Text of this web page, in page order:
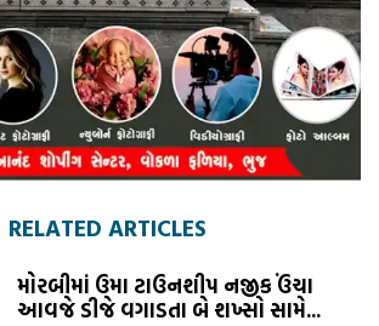
RELATED ARTICLES
મોરબીમાં ઉમા ટાઉનશીપ નજીક ઉંચા
આવજે ડીજે વગાડતા બે શખ્સો સામે...